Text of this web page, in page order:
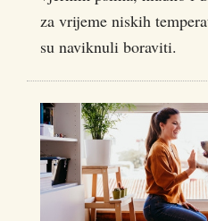
za vrijeme niskih
su naviknuli boraviti.